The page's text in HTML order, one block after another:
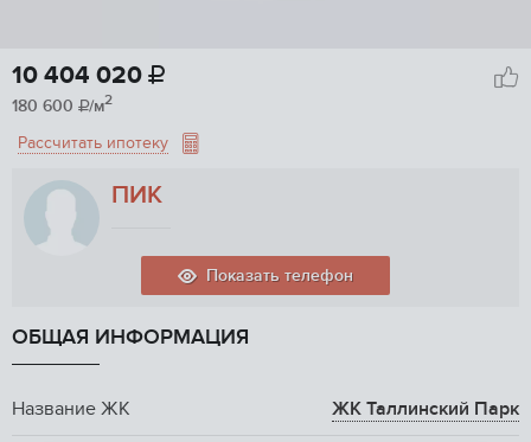
10 404 020 
180 600 /м2
Рассчитать ипотеку
ПИК
Показать телефон
ОБЩАЯ ИНФОРМАЦИЯ
Название ЖК ЖК Таллинский Парк